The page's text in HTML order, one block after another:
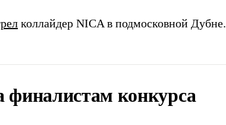
коллайдер NICA в подмосковной Дубне.
финалистам конкурса